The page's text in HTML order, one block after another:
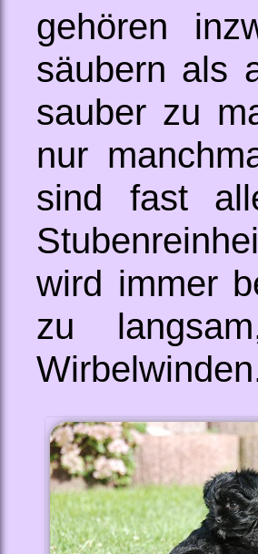
gehören
säubern als
sauber zu
nur
sind fast
wird immer
zu